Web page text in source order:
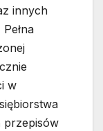
innych
w
przepisów